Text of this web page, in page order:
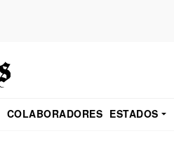
COLABORADORES ESTADOS